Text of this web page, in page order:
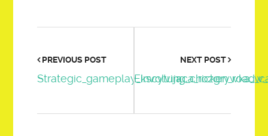
PREVIOUS POST NEXT POST